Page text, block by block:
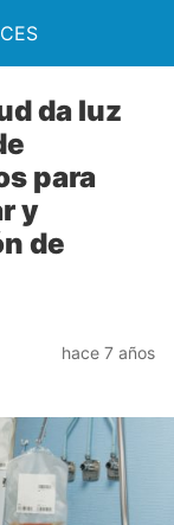
da luz
para
y
de
hace 7 años